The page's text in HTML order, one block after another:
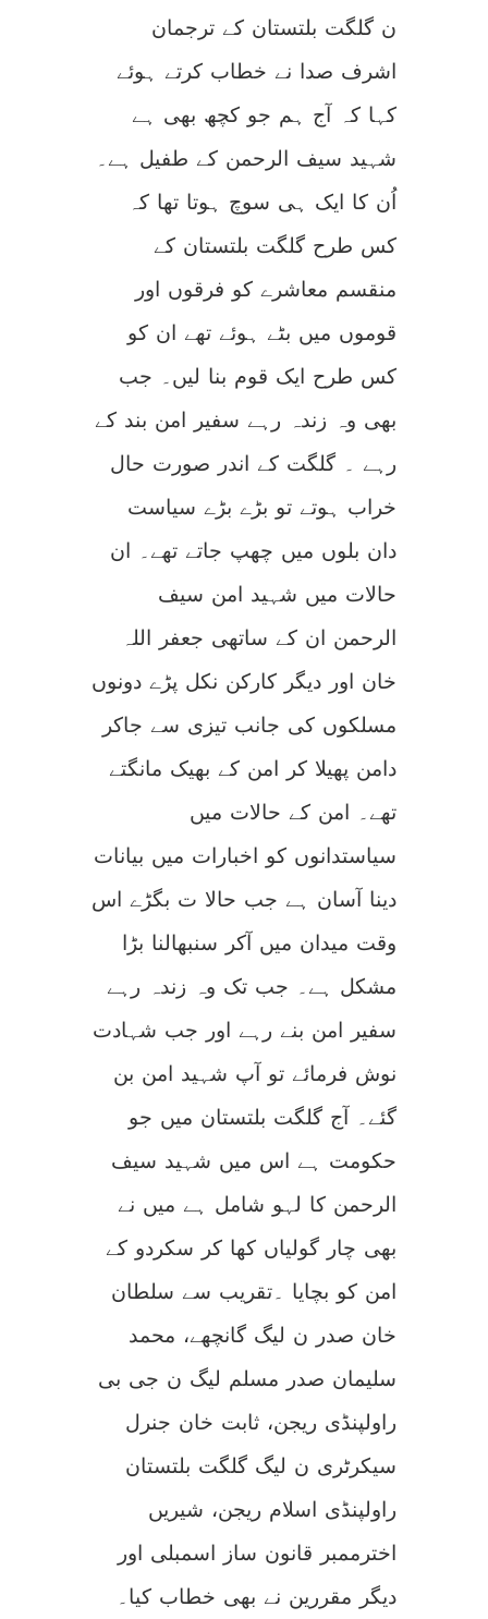
ن گلگت بلتستان کے ترجمان
اشرف صدا نے خطاب کرتے ہوئے
کہا کہ آج ہم جو کچھ بھی ہے
شہید سیف الرحمن کے طفیل ہے۔
اُن کا ایک ہی سوچ ہوتا تھا کہ
کس طرح گلگت بلتستان کے
منقسم معاشرے کو فرقوں اور
قوموں میں بٹے ہوئے تھے ان کو
کس طرح ایک قوم بنا لیں۔ جب
بھی وہ زندہ رہے سفیر امن بند کے
رہے ۔ گلگت کے اندر صورت حال
خراب ہوتے تو بڑے بڑے سیاست
دان بلوں میں چھپ جاتے تھے۔ ان
حالات میں شہید امن سیف
الرحمن ان کے ساتھی جعفر اللہ
خان اور دیگر کارکن نکل پڑے دونوں
مسلکوں کی جانب تیزی سے جاکر
دامن پھیلا کر امن کے بھیک مانگتے
تھے۔ امن کے حالات میں
سیاستدانوں کو اخبارات میں بیانات
دینا آسان ہے جب حالا ت بگڑے اس
وقت میدان میں آکر سنبھالنا بڑا
مشکل ہے۔ جب تک وہ زندہ رہے
سفیر امن بنے رہے اور جب شہادت
نوش فرمائے تو آپ شہید امن بن
گئے۔ آج گلگت بلتستان میں جو
حکومت ہے اس میں شہید سیف
الرحمن کا لہو شامل ہے میں نے
بھی چار گولیاں کھا کر سکردو کے
امن کو بچایا ۔تقریب سے سلطان
خان صدر ن لیگ گانچھے، محمد
سلیمان صدر مسلم لیگ ن جی بی
راولپنڈی ریجن، ثابت خان جنرل
سیکرٹری ن لیگ گلگت بلتستان
راولپنڈی اسلام ریجن، شیریں
اخترممبر قانون ساز اسمبلی اور
دیگر مقررین نے بھی خطاب کیا۔